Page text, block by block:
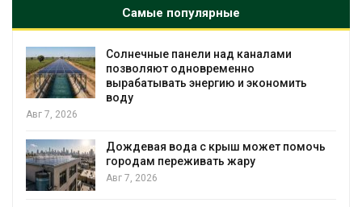
Самые популярные
Солнечные панели над каналами
позволяют одновременно
вырабатывать энергию и экономить
воду
Авг 7, 2026
Дождевая вода с крыш может помочь
городам переживать жару
Авг 7, 2026